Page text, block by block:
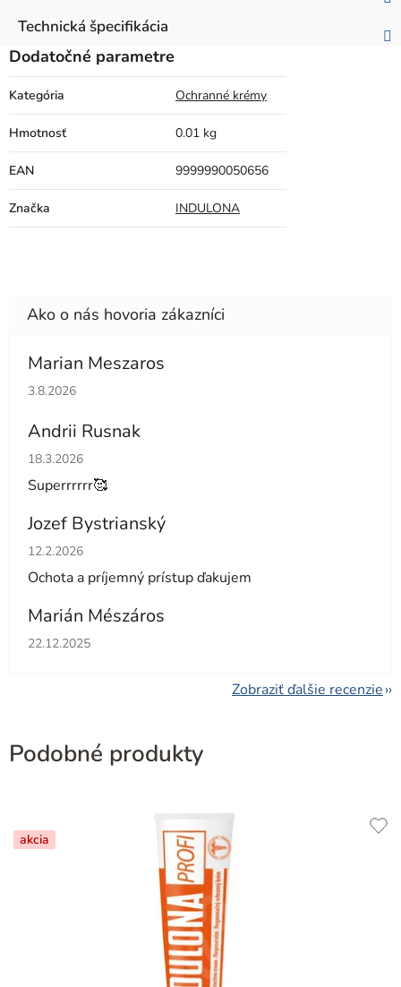
Technická špecifikácia
Dodatočné parametre
Kategória Ochranné krémy
Hmotnosť 0.01 kg
EAN 9999990050656
Značka INDULONA
Marian Meszaros
Hodnotenie obchodu je 5 z 5 hviezdičiek.
3.8.2026
Andrii Rusnak
Hodnotenie obchodu je 5 z 5 hviezdičiek.
18.3.2026
Superrrrrr🥰
Jozef Bystrianský
Hodnotenie obchodu je 5 z 5 hviezdičiek.
12.2.2026
Ochota a príjemný prístup ďakujem
Marián Mészáros
Hodnotenie obchodu je 5 z 5 hviezdičiek.
22.12.2025
Zobraziť ďalšie recenzie
Podobné produkty
akcia